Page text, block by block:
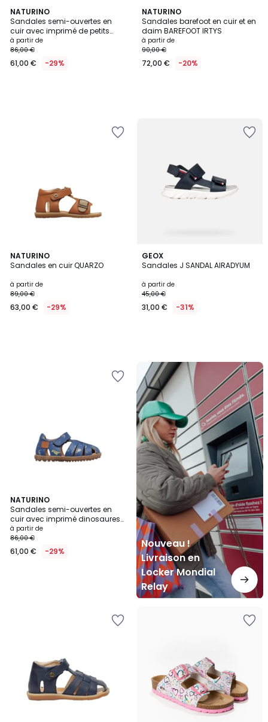
NATURINO
Sandales semi-ouvertes en
cuir avec imprimé de petits
poissons SEE
à partir de
86,00 €
61,00 € -29%
NATURINO
Sandales barefoot en cuir et en
daim BAREFOOT IRTYS
à partir de
90,00 €
72,00 € -20%
NATURINO
Sandales en cuir QUARZO
à partir de
89,00 €
63,00 € -29%
GEOX
Sandales J SANDAL AIRADYUM
à partir de
45,00 €
31,00 € -31%
NATURINO
Sandales semi-ouvertes en
cuir avec imprimé dinosaures
SEE
à partir de
86,00 €
61,00 € -29%
Nouveau !
Livraison en
Locker Mondial
Relay
Nouveau
Livraison
en
Locker
Mondial
Relay